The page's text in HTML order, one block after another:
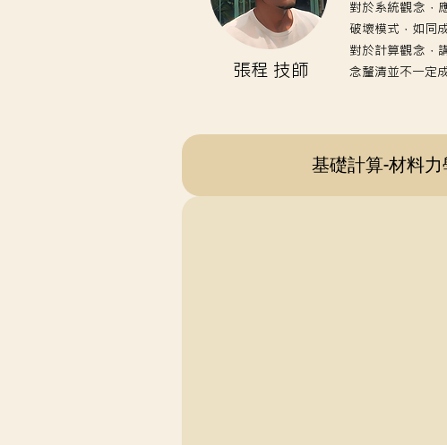
張程 技師
對於系統觀念，
破壞模式，如同
對於計算觀念，
念釐清並不一定
基礎計算-材料力